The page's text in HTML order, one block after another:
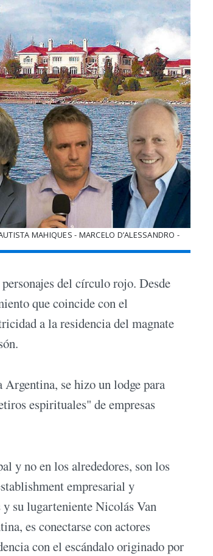
MAHIQUES - MARCELO D’ALESSANDRO -
del círculo rojo. Desde
que coincide con el
a la residencia del magnate
se hizo un lodge para
espirituales" de empresas
y no en los alrededores, son los
empresarial y
su lugarteniente Nicolás Van
es conectarse con actores
con el escándalo originado por